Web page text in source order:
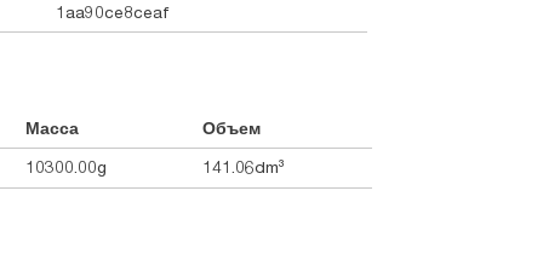
1aa90ce8ceaf
Масса
Объем
10300.00g 141.06dm³